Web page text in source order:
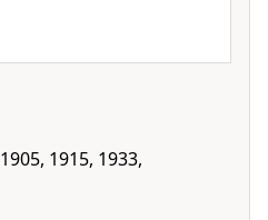
1905, 1915, 1933,